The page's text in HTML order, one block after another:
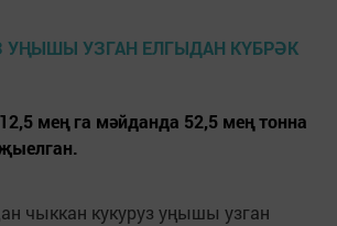
мең га мәйданда 52,5 мең тонна
чыккан кукуруз уңышы узган